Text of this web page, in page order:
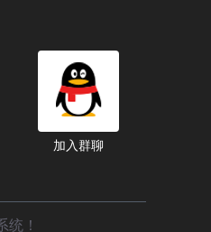
加入群聊
统！